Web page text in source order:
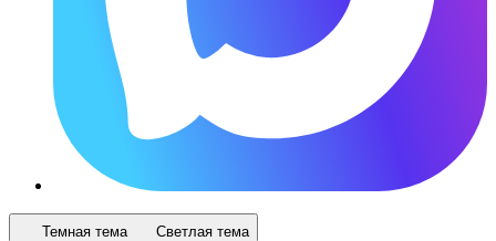
Темная тема Светлая тема